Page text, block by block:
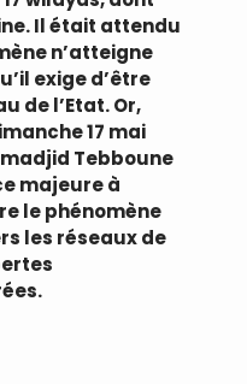
Il était attendu
n’atteigne
exige d’être
de l’Etat. Or,
17 mai
Tebboune
majeure à
le phénomène
les réseaux de